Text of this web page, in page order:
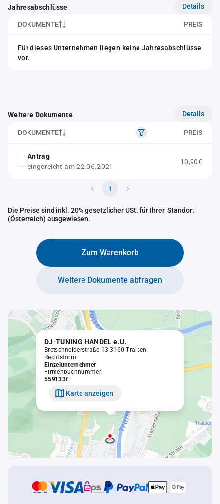
Jahresabschlüsse Details
DOKUMENTE PREIS
Für dieses Unternehmen liegen keine Jahresabschlüsse
vor.
Weitere Dokumente Details
DOKUMENTE PREIS
Antrag
eingereicht am 22.06.2021
10,90€
1
Die Preise sind inkl. 20% gesetzlicher USt. für Ihren Standort
(Österreich) ausgewiesen.
Zum Warenkorb
Weitere Dokumente abfragen
DJ-TUNING HANDEL e.U.
Bretschneiderstraße 13 3160 Traisen
Rechtsform:
Einzelunternehmer
Firmenbuchnummer:
559133f
Karte anzeigen